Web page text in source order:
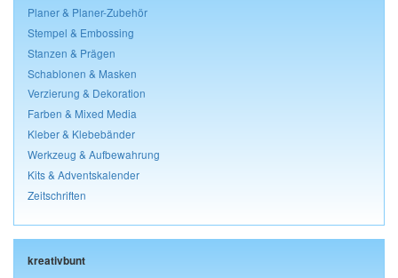
Planer & Planer-Zubehör
Stempel & Embossing
Stanzen & Prägen
Schablonen & Masken
Verzierung & Dekoration
Farben & Mixed Media
Kleber & Klebebänder
Werkzeug & Aufbewahrung
Kits & Adventskalender
Zeitschriften
kreativbunt